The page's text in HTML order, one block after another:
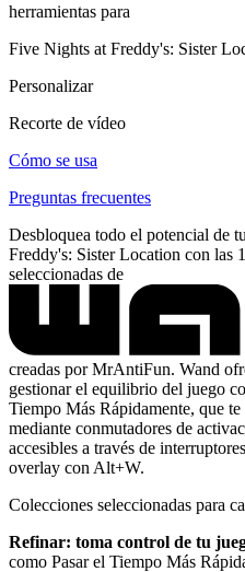
herramientas para
Five Nights at Freddy's: Sister
Personalizar
Recorte de vídeo
Cómo se usa
Preguntas frecuentes
Desbloquea todo el potencial de
Freddy's: Sister Location con las
seleccionadas de
creadas por MrAntiFun. Wand
gestionar el equilibrio del juego
Tiempo Más Rápidamente, que
mediante conmutadores de
accesibles a través de
overlay con Alt+W.
Colecciones seleccionadas para
Refinar: toma control de tu
como Pasar el Tiempo Más